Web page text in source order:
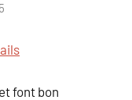
font bon